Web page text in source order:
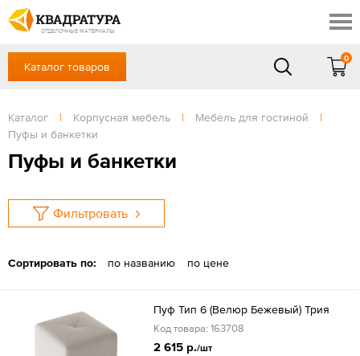
ОТДЕЛОЧНЫЕ МАТЕРИАЛЫ
Профи
Контакты
Доставка и оплата
Выставочный зал
Готовые решения
+7 (383) 209-98-97
Сб, Вс — выходной
ЗАКАЗАТЬ ЗВОНОК
Каталог товаров
0
Каталог | Корпусная мебель | Мебель для гостиной
|
Пуфы и банкетки
Пуфы и банкетки
Фильтровать
Сортировать по: по названию по цене
Пуф Тип 6 (Велюр Бежевый) Трия
Код товара: 163708
2 615 р./шт